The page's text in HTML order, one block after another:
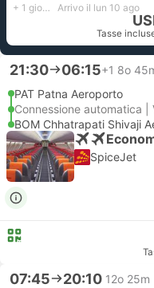
+ 1 giorno Arrivo il lun 10 ago
Tasse
21:30 06:15+1 8o
PAT Patna Aeroporto
Connessione automatica |
BOM Chhatrapati Shivaji
SpiceJet
07:45 20:10 12o 25m